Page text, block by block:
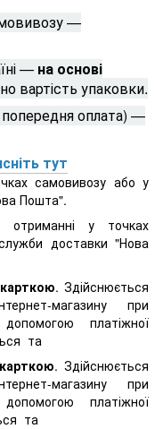
—
— на основі
вартість упаковки.
оплата) —
тут
самовивозу або у
Пошта".
у точках
доставки "Нова
. Здійснюється
магазину при
платіжної
та
. Здійснюється
магазину при
платіжної
та